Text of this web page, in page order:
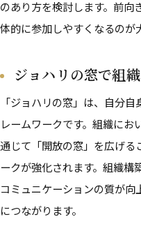
のあり方を検討します。前向
体的に参加しやすくなるのが
ジョハリの窓で組
「ジョハリの窓」は、自分
レームワークです。組織に
通じて「開放の窓」を広げる
ークが強化されます。組織構
コミュニケーションの質が向
につながります。